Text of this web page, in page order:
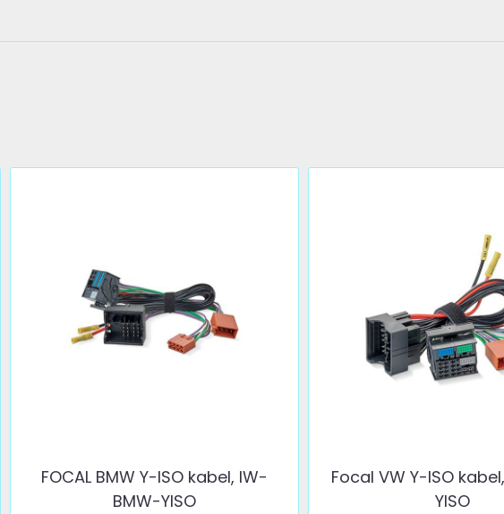
FOCAL BMW Y-ISO kabel, IW-
BMW-YISO
Focal VW Y-ISO
YISO